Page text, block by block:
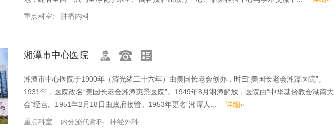
重点科室: 肿瘤内科
湘潭市中心医院
湘潭市中心医院于1900年（清光绪二十六年）由美国长老会创办，时曰“美国长老会湘潭医院”。
1931年，医院改名“美国长老会湘潭惠景医院”。1949年8月湘潭解放，医院由“中华基督教会湖南大
会”经营。1951年2月18日由政府接管。1953年更名“湘潭人... 详细»
重点科室: 内分泌代谢科 神经外科